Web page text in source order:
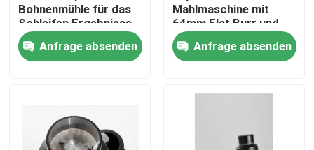
Haus
VR Show
Bohnenmühle für das
Schleifen Ergebnisse
Anfrage absenden
Mahlmaschine mit
64mm Flat Burr und
120g Kapazität
Anfrage absenden